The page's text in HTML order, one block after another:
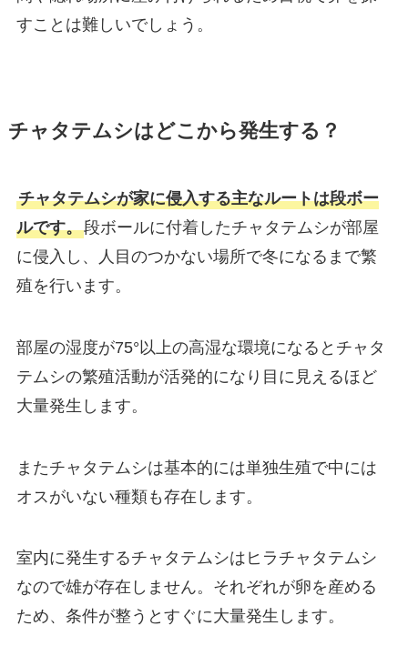
すことは難しいでしょう。
チャタテムシはどこから発生する？
チャタテムシが家に侵入する主なルートは段ボー
ルです。段ボールに付着したチャタテムシが部屋
に侵入し、人目のつかない場所で冬になるまで繁
殖を行います。
部屋の湿度が75°以上の高湿な環境になるとチャタ
テムシの繁殖活動が活発的になり目に見えるほど
大量発生します。
またチャタテムシは基本的には単独生殖で中には
オスがいない種類も存在します。
室内に発生するチャタテムシはヒラチャタテムシ
なので雄が存在しません。それぞれが卵を産める
ため、条件が整うとすぐに大量発生します。